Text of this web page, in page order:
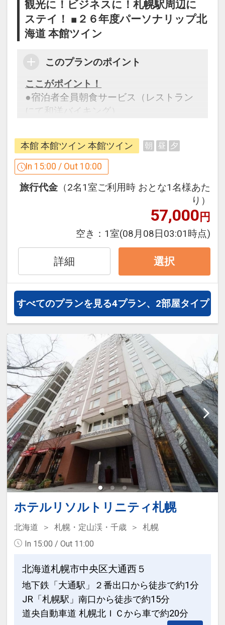
観光に！ビジネスに！札幌駅周辺に
ステイ！ ■２６年度パーソナリップ北
海道 本館ツイン
このプランのポイント
ここがポイント！
●宿泊者全員朝食サービス（レストラン
にて和洋バイキング）
※旅行代金に含まれます。
設定期間：2026年4月1日～2027年3月
インターネットコース番号：DP-1-
本館 本館ツイン 本館ツイン 朝 昼 夕
In 15:00 / Out 10:00
旅行代金 （2名1室ご利用時 おとな1名様あた
り）
57,000円
空き： 1室(08月08日03:01時点)
詳細 選択
すべてのプランを見る4プラン、2部屋タイプ
ホテルリソルトリニティ札幌
北海道 札幌・定山渓・千歳
札幌
In 15:00 / Out 11:00
北海道札幌市中央区大通西５
地下鉄「大通駅」２番出口から徒歩で約1分
JR「札幌駅」南口から徒歩で約15分
道央自動車道 札幌北ＩＣから車で約20分